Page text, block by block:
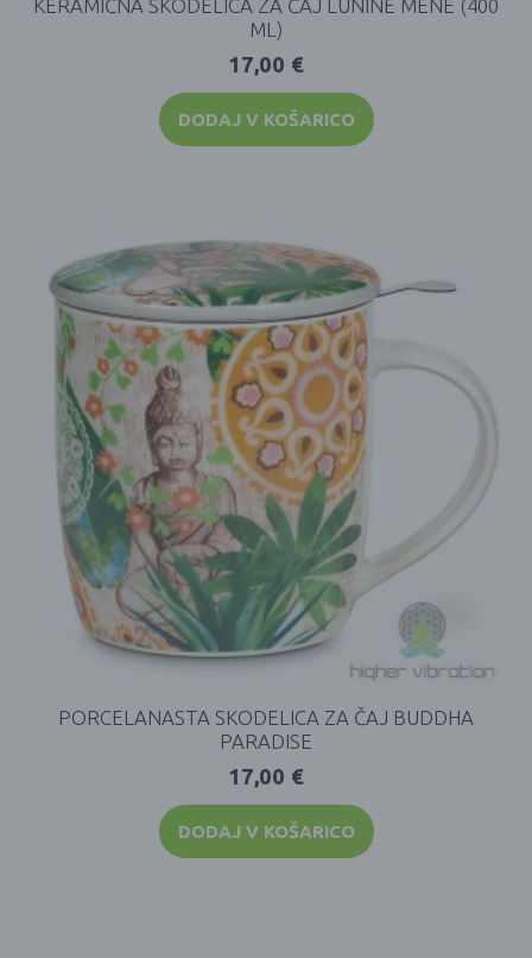
KERAMIČNA SKODELICA ZA ČAJ LUNINE MENE (400
ML)
17,00 €
DODAJ V KOŠARICO
PORCELANASTA SKODELICA ZA ČAJ BUDDHA
PARADISE
17,00 €
DODAJ V KOŠARICO